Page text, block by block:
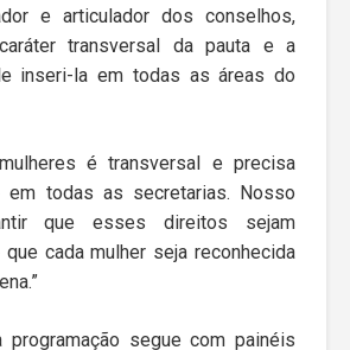
e articulador dos conselhos,
transversal da pauta e a
inseri-la em todas as áreas do
é transversal e precisa
em todas as secretarias. Nosso
que esses direitos sejam
cada mulher seja reconhecida
programação segue com painéis